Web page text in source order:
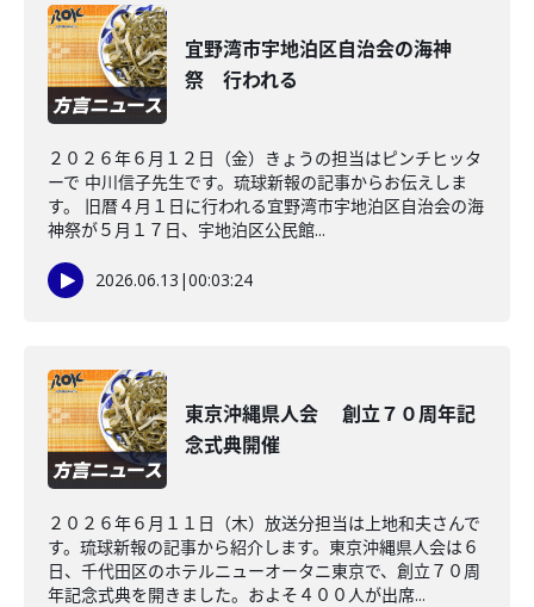
宜野湾市宇地泊区自治会の海神
祭 行われる
２０２６年６月１２日（金）きょうの担当はピンチヒッタ
ーで 中川信子先生です。琉球新報の記事からお伝えしま
す。 旧暦４月１日に行われる宜野湾市宇地泊区自治会の海
神祭が５月１７日、宇地泊区公民館...
2026.06.13 |00:03:24
東京沖縄県人会 創立７０周年記
念式典開催
２０２６年６月１１日（木）放送分担当は上地和夫さんで
す。琉球新報の記事から紹介します。東京沖縄県人会は６
日、千代田区のホテルニューオータニ東京で、創立７０周
年記念式典を開きました。およそ４００人が出席...